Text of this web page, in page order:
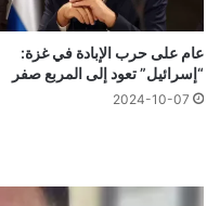
عام على حرب الإبادة في غزة:
“إسرائيل” تعود إلى المربع صفر
2024-10-07